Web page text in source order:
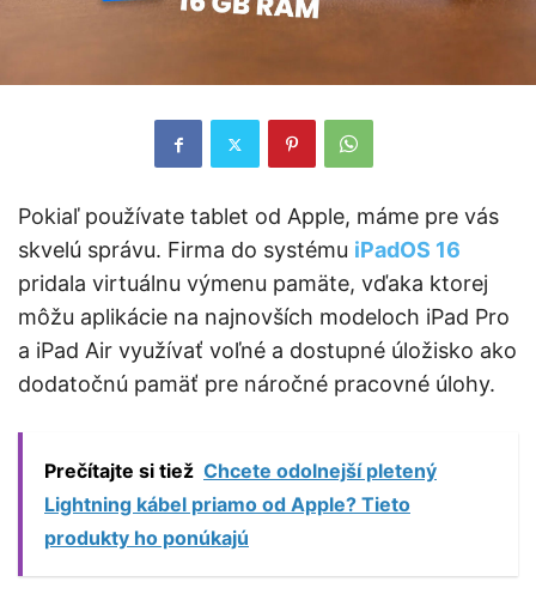
Pokiaľ používate tablet od Apple, máme pre vás
skvelú správu. Firma do systému iPadOS 16
pridala virtuálnu výmenu pamäte, vďaka ktorej
môžu aplikácie na najnovších modeloch iPad Pro
a iPad Air využívať voľné a dostupné úložisko ako
dodatočnú pamäť pre náročné pracovné úlohy.
Prečítajte si tiež Chcete odolnejší pletený
Lightning kábel priamo od Apple? Tieto
produkty ho ponúkajú